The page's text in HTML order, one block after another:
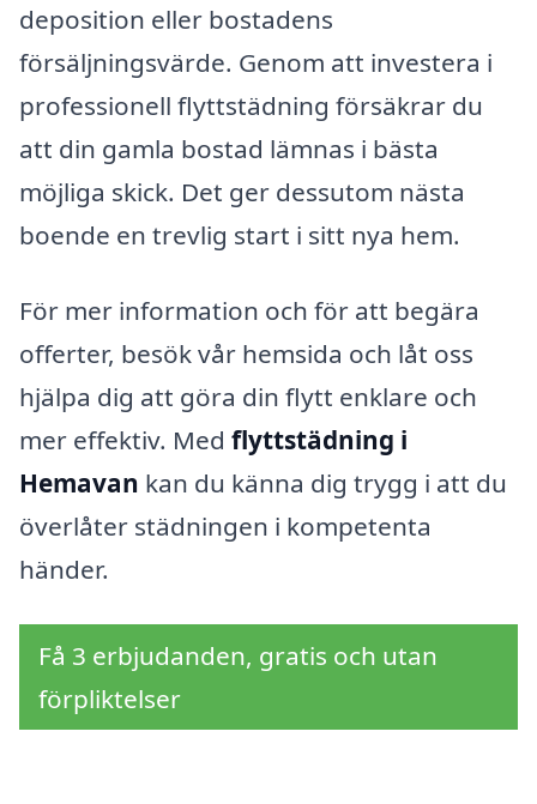
deposition eller bostadens
försäljningsvärde. Genom att investera i
professionell flyttstädning försäkrar du
att din gamla bostad lämnas i bästa
möjliga skick. Det ger dessutom nästa
boende en trevlig start i sitt nya hem.
För mer information och för att begära
offerter, besök vår hemsida och låt oss
hjälpa dig att göra din flytt enklare och
mer effektiv. Med flyttstädning i
Hemavan kan du känna dig trygg i att du
överlåter städningen i kompetenta
händer.
Få 3 erbjudanden, gratis och utan
förpliktelser